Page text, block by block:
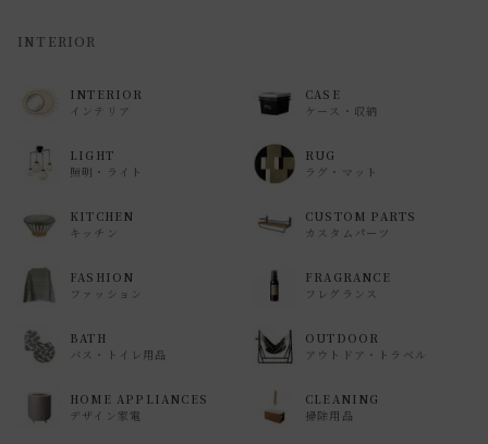
INTERIOR
INTERIOR
インテリア
CASE
ケース・収納
LIGHT
照明・ライト
RUG
ラグ・マット
KITCHEN
キッチン
CUSTOM PARTS
カスタムパーツ
FASHION
ファッション
FRAGRANCE
フレグランス
BATH
バス・トイレ用品
OUTDOOR
アウトドア・トラベル
HOME APPLIANCES
デザイン家電
CLEANING
掃除用品